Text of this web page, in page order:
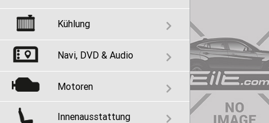
Kühlung
Navi, DVD & Audio
Motoren
Innenausstattung